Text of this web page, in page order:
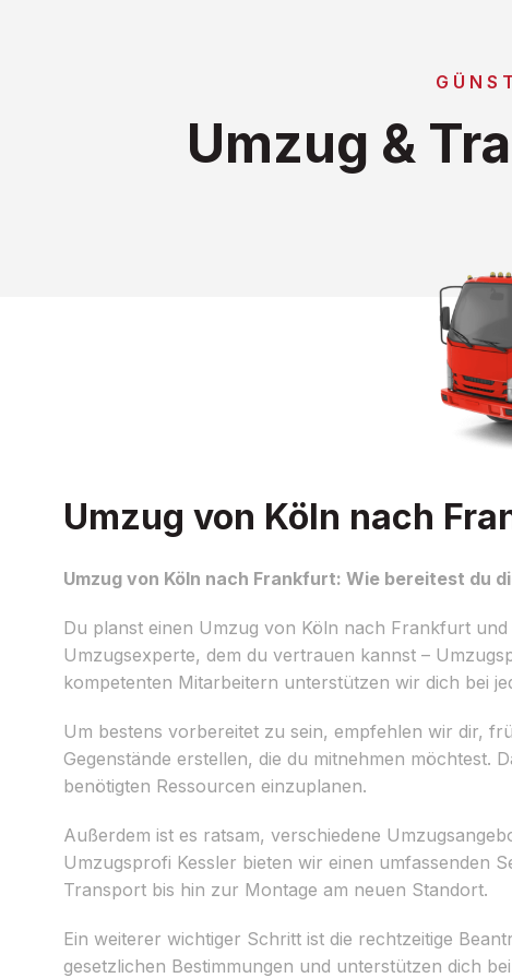
Umzug &
Umzug von Köln nach
Umzug von Köln nach Frankfurt: Wie bereitest du
Du planst einen Umzug von Köln nach Frankfurt
Umzugsexperte, dem du vertrauen kannst –
kompetenten Mitarbeitern unterstützen wir dich bei
Um bestens vorbereitet zu sein, empfehlen wir dir,
Gegenstände erstellen, die du mitnehmen möchtest.
benötigten Ressourcen einzuplanen.
Außerdem ist es ratsam, verschiedene
Umzugsprofi Kessler bieten wir einen umfassenden
Transport bis hin zur Montage am neuen Standort.
Ein weiterer wichtiger Schritt ist die rechtzeitige
gesetzlichen Bestimmungen und unterstützen dich